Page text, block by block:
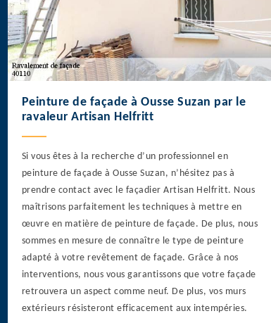
Peinture de façade à Ousse Suzan par le
ravaleur Artisan Helfritt
Si vous êtes à la recherche d’un professionnel en
peinture de façade à Ousse Suzan, n’hésitez pas à
prendre contact avec le façadier Artisan Helfritt. Nous
maîtrisons parfaitement les techniques à mettre en
œuvre en matière de peinture de façade. De plus, nous
sommes en mesure de connaître le type de peinture
adapté à votre revêtement de façade. Grâce à nos
interventions, nous vous garantissons que votre façade
retrouvera un aspect comme neuf. De plus, vos murs
extérieurs résisteront efficacement aux intempéries.